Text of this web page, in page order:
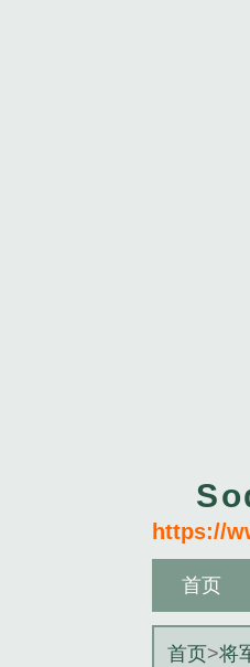
https://
首页
首页>将